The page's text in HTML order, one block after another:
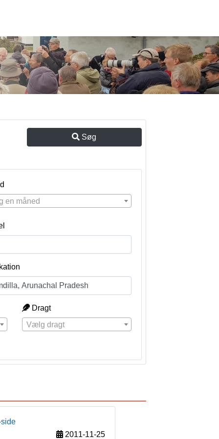
Søg
en måned
Dragt
Vælg dragt
2011-11-25